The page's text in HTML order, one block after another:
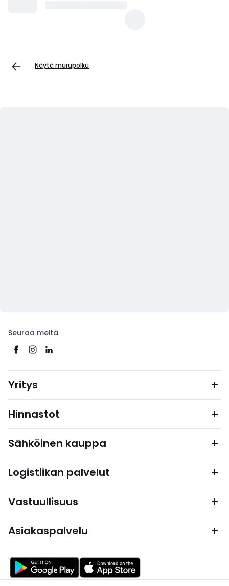
Näytä murupolku
Seuraa meitä
Yritys
Hinnastot
Sähköinen kauppa
Logistiikan palvelut
Vastuullisuus
Asiakaspalvelu